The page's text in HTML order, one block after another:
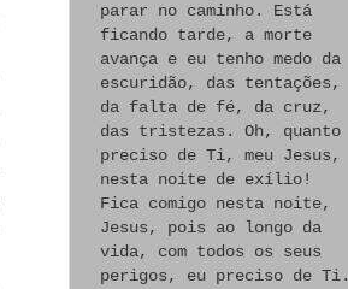
parar no caminho. Está
ficando tarde, a morte
avança e eu tenho medo da
escuridão, das tentações,
da falta de fé, da cruz,
das tristezas. Oh, quanto
preciso de Ti, meu Jesus,
nesta noite de exílio!
Fica comigo nesta noite,
Jesus, pois ao longo da
vida, com todos os seus
perigos, eu preciso de Ti.